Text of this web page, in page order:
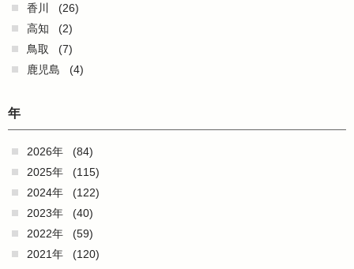
香川
(26)
高知
(2)
鳥取
(7)
鹿児島
(4)
年
2026年
(84)
2025年
(115)
2024年
(122)
2023年
(40)
2022年
(59)
2021年
(120)